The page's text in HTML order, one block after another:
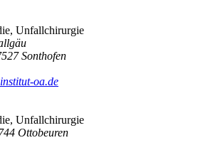
Unfallchirurgie
Sonthofen
oa.de
Unfallchirurgie
Ottobeuren